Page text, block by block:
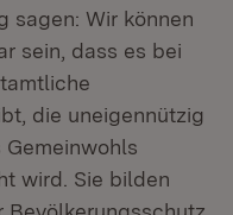
sagen: Wir können
sein, dass es bei
die uneigennützig
wird. Sie bilden